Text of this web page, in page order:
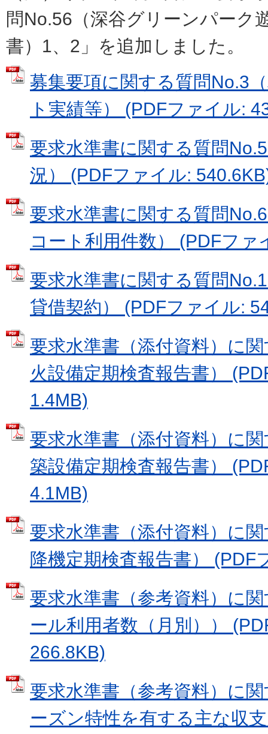
問No.56（深谷グリーンパーク
書）1、2」を追加しました。
募集要項に関する質問No.3
ト実績等） (PDFファイル:
要求水準書に関する質問
況） (PDFファイル:
要求水準書に関する質問
コート利用件数） (PDFファ
要求水準書に関する質問
貸借契約） (PDFファイル:
要求水準書（添付資料）に
火設備定期検査報告書）
1.4MB)
要求水準書（添付資料）に
築設備定期検査報告書）
4.1MB)
要求水準書（添付資料）に
降機定期検査報告書） (PDF
要求水準書（参考資料）に
ール利用者数（月別））
266.8KB)
要求水準書（参考資料）に
ーズン特性を有する主な収